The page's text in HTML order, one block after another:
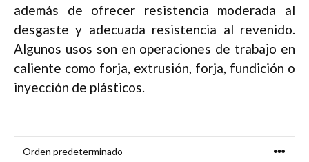
además de ofrecer resistencia moderada al
desgaste y adecuada resistencia al revenido.
Algunos usos son en operaciones de trabajo en
caliente como forja, extrusión, forja, fundición o
inyección de plásticos.